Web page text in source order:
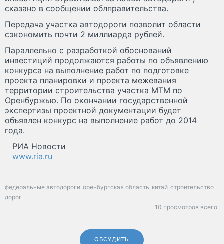
сказано в сообщении облправительства.
Передача участка автодороги позволит области
сэкономить почти 2 миллиарда рублей.
Параллельно с разработкой обоснований
инвестиций продолжаются работы по объявлению
конкурса на выполнение работ по подготовке
проекта планировки и проекта межевания
территории строительства участка МТМ по
Оренбуржью. По окончании государственной
экспертизы проектной документации будет
объявлен конкурс на выполнение работ до 2014
года.
РИА Новости
www.ria.ru
федеральные автодороги оренбургская область китай строительство
дорог
10 просмотров всего.
ОБСУДИТЬ